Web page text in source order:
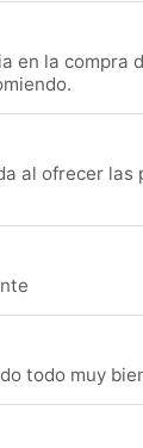
en la compra
al ofrecer las
todo muy